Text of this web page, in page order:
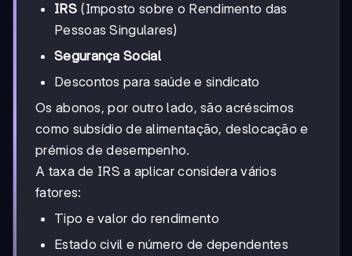
IRS(Imposto sobre o Rendimento das
Pessoas Singulares)
Segurança Social
Descontos para saúde e sindicato
Os abonos, por outro lado, são acréscimos
como subsídio de alimentação, deslocação e
prémios de desempenho.
A taxa de IRS a aplicar considera vários
fatores:
Tipo e valor do rendimento
Estado civil e número de dependentes